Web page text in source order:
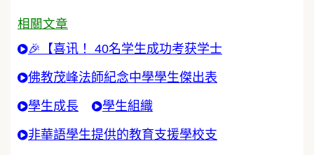
相關文章
🎉【喜讯！ 40名学生成功考获学士
佛教茂峰法師紀念中學學生傑出表
學生成長 學生組織
非華語學生提供的教育支援學校支